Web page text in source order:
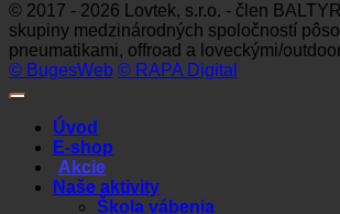
© 2017 - 2026 Lovtek, s.r.o. - člen
skupiny medzinárodných spoločností
pneumatikami, offroad a loveckými/
© BugesWeb © RAPA Digital
Úvod
E-shop
Akcie
Naše aktivity
Škola vábenia